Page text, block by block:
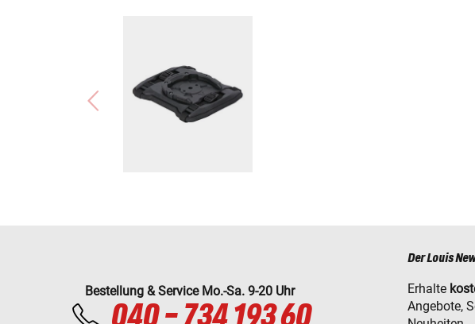
Bestellung & Service Mo.-Sa. 9-20 Uhr
Der Louis
Erhalte
Angebote,